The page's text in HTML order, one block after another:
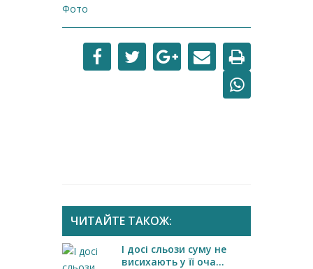
Фото
ЧИТАЙТЕ ТАКОЖ:
І досі сльози суму не
висихають у її оча...